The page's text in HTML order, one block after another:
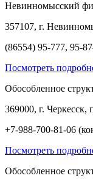
Невинномысский
357107, г.
(86554) 95-777, 95-
Посмотреть
Обособленное
369000, г.
+7-988-700-81-06
Посмотреть
Обособленное